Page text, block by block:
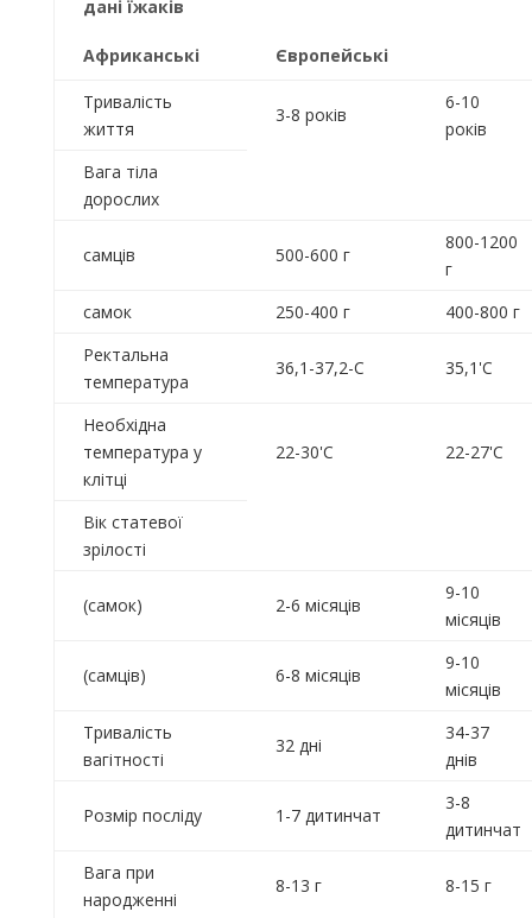
дані їжаків
Африканські Європейські
Тривалість
життя
3-8 років
6-10
років
Вага тіла
дорослих
самців 500-600 г
800-1200
г
самок
250-400 г
400-800 г
Ректальна
температура
36,1-37,2-С 35,1'С
Необхідна
температура у
клітці
22-30'С 22-27'С
Вік статевої
зрілості
(самок) 2-6 місяців
9-10
місяців
(самців) 6-8 місяців
9-10
місяців
Тривалість
вагітності
32 дні
34-37
днів
Розмір посліду 1-7 дитинчат
3-8
дитинчат
Вага при
народженні
8-13 г 8-15 г